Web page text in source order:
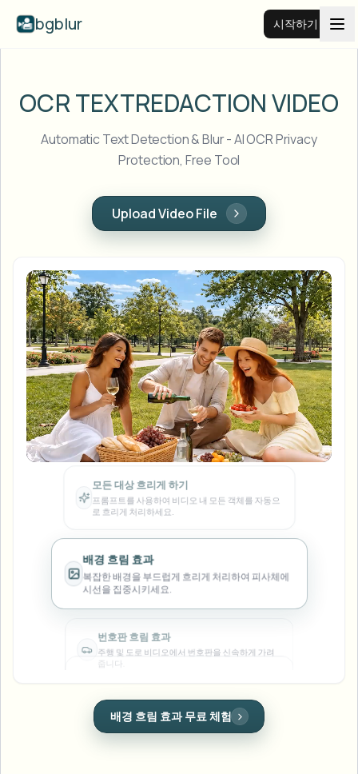
bgblur 시작하기
가격
모든 예시 보기
얼굴 블러
번호판 블러
배경 블러
무엇이든 블러
화면 녹화 블러
GDPR 준수 블러
거리 인터뷰 블러
게임 및 스트림 블러
View all features
Browse every blur tool in one place
번호판 블러
얼굴 블러
배경 블러
AI Video Object Remover
사진 얼굴 흐리기
얼굴 익명화
음성 익명화 도구
얼굴 교체 - 이미지
얼굴 교체 - 동영상
기업
학교 및 교육
캠퍼스 카메라, 강의, 지역 대량 개인정보 보호
미디어 및 엔터테인먼트
시사회, 출시 및 규정 준수
소매 및 전자상거래
공공 부문
FOIA, 안전한 공개 및 편집
대량 얼굴 익명화
대량 배치, 보존 및 SLA
차량, 블랙박스 및 주차장 대규모 처리
대량 얼굴 블러
리소스
자주 묻는 질문
블로그
Whitepapers
Choose language
OCR TEXTREDACTION VIDEO
Automatic Text Detection & Blur - AI OCR Privacy
Protection, Free Tool
Upload Video File
배경 흐림 효과
복잡한 배경을 부드럽게 흐리게 처리하여 피사체에
시선을 집중시키세요.
주행 및 도로 비디오에서 번호판을 신속하게 가려
줍니다.
얼굴 흐림 효과
클릭 한 번으로 깔끔하게 얼굴을 마스킹하여 신원을
보호하세요.
얼굴 익명화
개인정보 보호 준수 및 안전한 공유를 위해 얼굴을 자
동으로 익명 처리합니다.
프롬프트를 사용하여 비디오 내 모든 객체를 자동으
로 흐리게 처리하세요.
번호판 흐림 효과 무료 체험